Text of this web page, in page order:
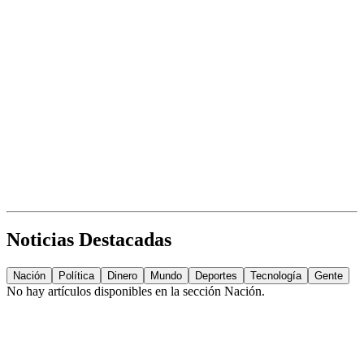
Noticias Destacadas
Nación Política Dinero Mundo Deportes Tecnología Gente
No hay artículos disponibles en la sección Nación.